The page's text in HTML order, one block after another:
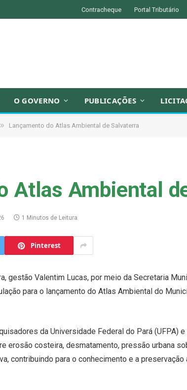
Contracheque Portal Tributário
O GOVERNO PUBLICAÇÕES
» Lançamento do Atlas Ambiental de Salvaterra
Atlas Ambiental
1 Minutos de Leitura
Pinterest
gestão Valentim Lucas, por meio da Secretaria
para o lançamento do Atlas Ambiental do
da Universidade Federal do Pará (UFPA)
erosão costeira, desmatamento, pressão urbana
contribuindo para o conhecimento e a preservação